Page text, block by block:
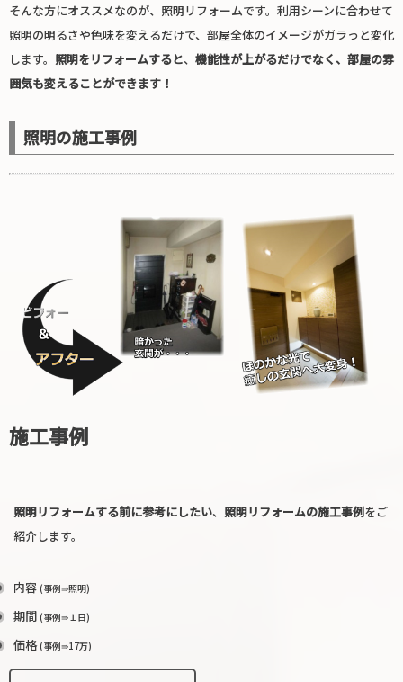
そんな方にオススメなのが、照明リフォームです。利用シーンに合わせて
照明の明るさや色味を変えるだけで、部屋全体のイメージがガラっと変化
します。 照明をリフォームすると、 機能性が上がるだけでなく、部屋の雰
囲気も変えることができます！
照明の施工事例
施工事例
照明リフォームする前に参考にしたい、 照明リフォームの施工事例をご
紹介します。
内容 (事例⇛照明)
期間 (事例⇛１日)
価格(事例⇛17万)